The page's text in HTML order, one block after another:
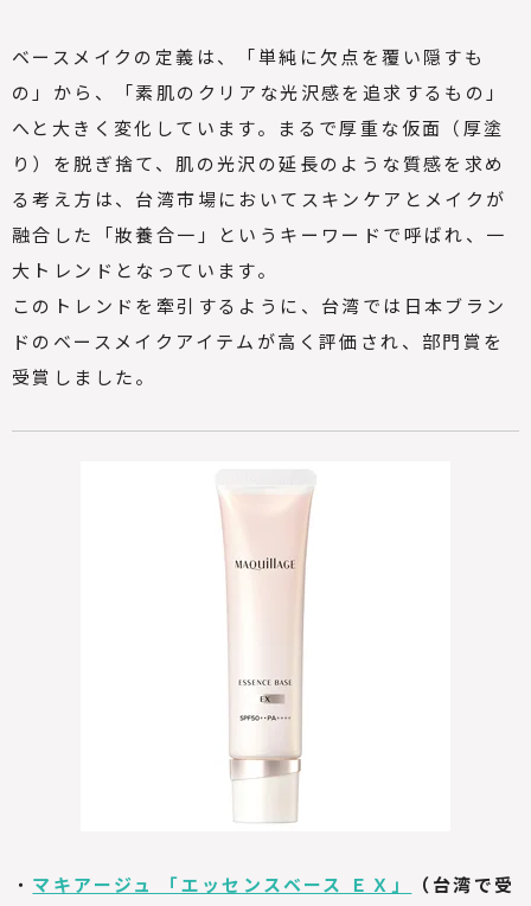
ベースメイクの定義は、「単純に欠点を覆い隠すも
の」から、「素肌のクリアな光沢感を追求するもの」
へと大きく変化しています。まるで厚重な仮面（厚塗
り）を脱ぎ捨て、肌の光沢の延長のような質感を求め
る考え方は、台湾市場においてスキンケアとメイクが
融合した「妝養合一」というキーワードで呼ばれ、一
大トレンドとなっています。
このトレンドを牽引するように、台湾では日本ブラン
ドのベースメイクアイテムが高く評価され、部門賞を
受賞しました。
・ マキアージュ 「エッセンスベース ＥＸ」
（台湾で受